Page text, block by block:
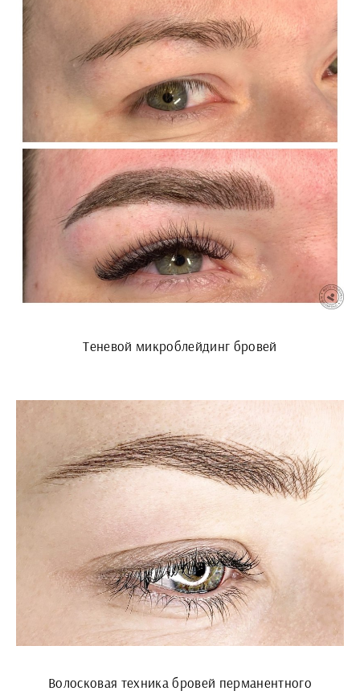
Теневой микроблейдинг бровей
Волосковая техника бровей перманентного